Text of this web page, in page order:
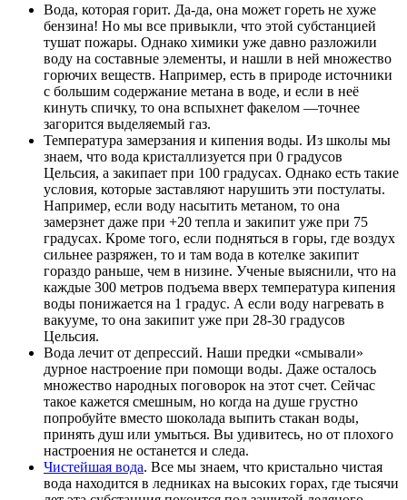
Вода, которая горит. Да-да, она может гореть не хуже
бензина! Но мы все привыкли, что этой субстанцией
тушат пожары. Однако химики уже давно разложили
воду на составные элементы, и нашли в ней множество
горючих веществ. Например, есть в природе источники
с большим содержание метана в воде, и если в неё
кинуть спичку, то она вспыхнет факелом —точнее
загорится выделяемый газ.
Температура замерзания и кипения воды. Из школы мы
знаем, что вода кристаллизуется при 0 градусов
Цельсия, а закипает при 100 градусах. Однако есть такие
условия, которые заставляют нарушить эти постулаты.
Например, если воду насытить метаном, то она
замерзнет даже при +20 тепла и закипит уже при 75
градусах. Кроме того, если подняться в горы, где воздух
сильнее разряжен, то и там вода в котелке закипит
гораздо раньше, чем в низине. Ученые выяснили, что на
каждые 300 метров подъема вверх температура кипения
воды понижается на 1 градус. А если воду нагревать в
вакууме, то она закипит уже при 28-30 градусов
Цельсия.
Вода лечит от депрессий. Наши предки «смывали»
дурное настроение при помощи воды. Даже осталось
множество народных поговорок на этот счет. Сейчас
такое кажется смешным, но когда на душе грустно
попробуйте вместо шоколада выпить стакан воды,
принять душ или умыться. Вы удивитесь, но от плохого
настроения не останется и следа.
Чистейшая вода. Все мы знаем, что кристально чистая
вода находится в ледниках на высоких горах, где тысячи